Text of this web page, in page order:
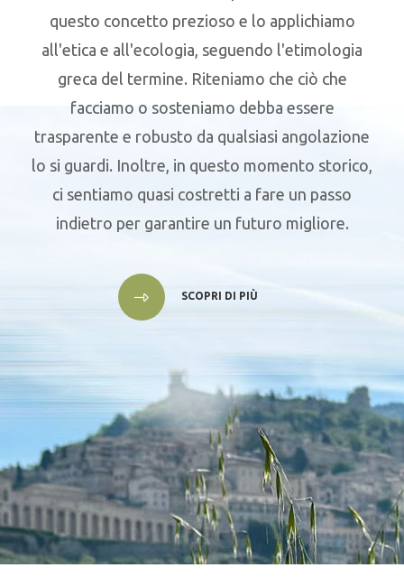
questo concetto prezioso e lo applichiamo
all'etica e all'ecologia, seguendo l'etimologia
greca del termine. Riteniamo che ciò che
facciamo o sosteniamo debba essere
trasparente e robusto da qualsiasi angolazione
lo si guardi. Inoltre, in questo momento storico,
ci sentiamo quasi costretti a fare un passo
indietro per garantire un futuro migliore.
SCOPRI DI PIÙ